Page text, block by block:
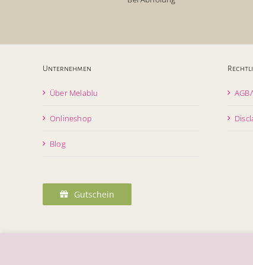
Unternehmen
Über Melablu
Onlineshop
Blog
Gutschein